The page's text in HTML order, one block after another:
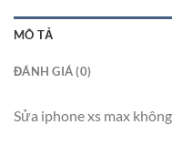
MÔ TẢ
ĐÁNH GIÁ (0)
Sửa iphone xs max